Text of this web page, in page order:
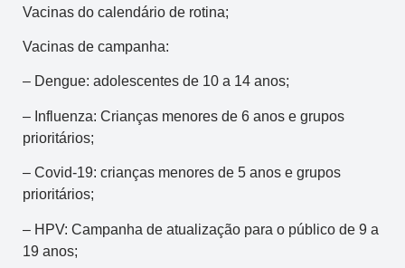
Vacinas do calendário de rotina;
Vacinas de campanha:
– Dengue: adolescentes de 10 a 14 anos;
– Influenza: Crianças menores de 6 anos e grupos
prioritários;
– Covid-19: crianças menores de 5 anos e grupos
prioritários;
– HPV: Campanha de atualização para o público de 9 a
19 anos;